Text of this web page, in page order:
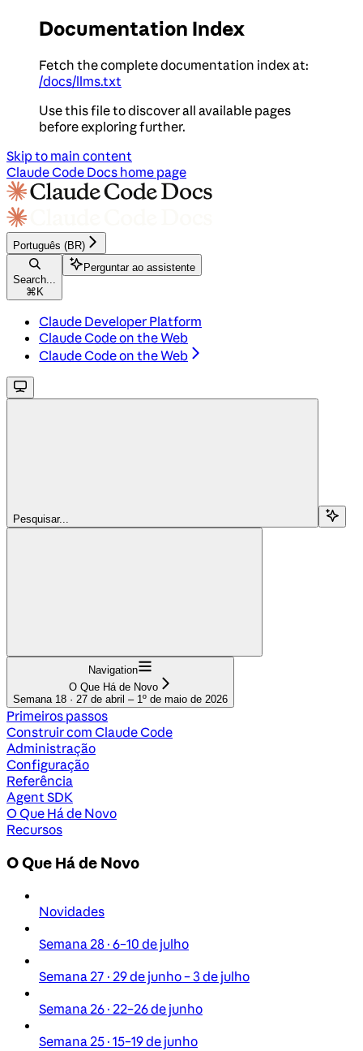
Documentation Index
Fetch the complete documentation index at:
/docs/llms.txt
Use this file to discover all available pages
before exploring further.
Skip to main content
Claude Code Docs home page
Português (BR)
Search...
⌘ K
Perguntar ao assistente
Claude Developer Platform
Claude Code on the Web
Claude Code on the Web
Pesquisar...
Navigation
O Que Há de Novo
Semana 18 · 27 de abril – 1º de maio de 2026
Primeiros passos
Construir com Claude Code
Administração
Configuração
Referência
Agent SDK
O Que Há de Novo
Recursos
O Que Há de Novo
Novidades
Semana 28 · 6–10 de julho
Semana 27 · 29 de junho – 3 de julho
Semana 26 · 22–26 de junho
Semana 25 · 15–19 de junho